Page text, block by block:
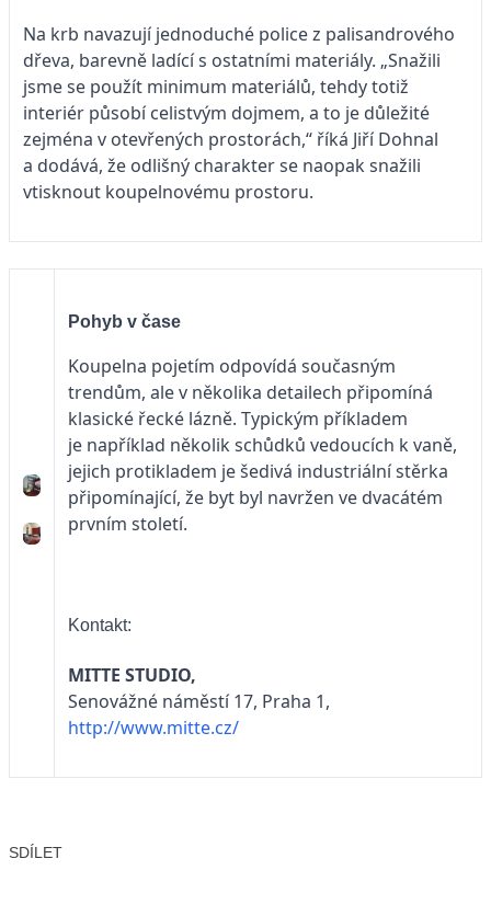
Na krb navazují jednoduché police z palisandrového
dřeva, barevně ladící s ostatními materiály. „Snažili
jsme se použít minimum materiálů, tehdy totiž
interiér působí celistvým dojmem, a to je důležité
zejména v otevřených prostorách,“ říká Jiří Dohnal
a dodává, že odlišný charakter se naopak snažili
vtisknout koupelnovému prostoru.
Pohyb v čase
Koupelna pojetím odpovídá současným
trendům, ale v několika detailech připomíná
klasické řecké lázně. Typickým příkladem
je například několik schůdků vedoucích k vaně,
jejich protikladem je šedivá industriální stěrka
připomínající, že byt byl navržen ve dvacátém
prvním století.
Kontakt:
MITTE STUDIO,
Senovážné náměstí 17, Praha 1,
http://www.mitte.cz/
SDÍLET